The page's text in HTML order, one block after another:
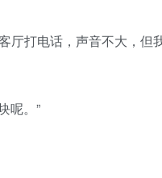
厅打电话，声音不大，但
呢。”